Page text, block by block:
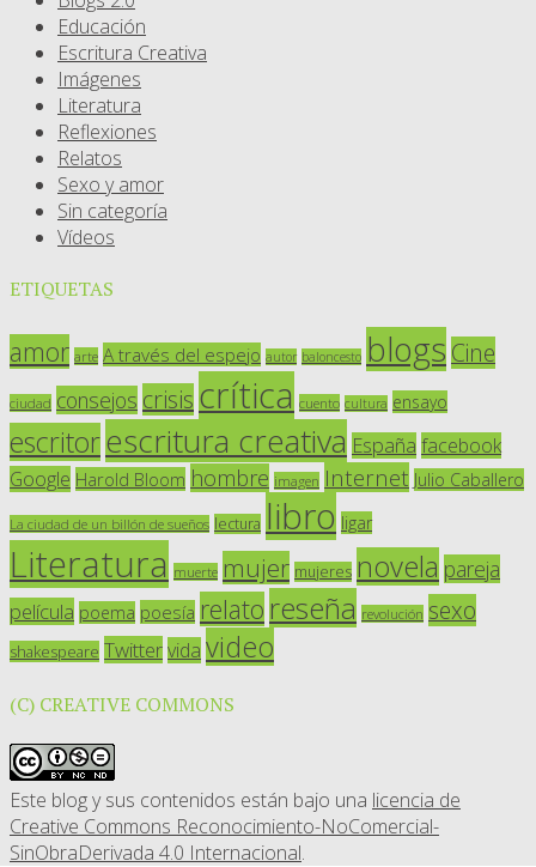
Educación
Escritura Creativa
Imágenes
Literatura
Reflexiones
Relatos
Sexo y amor
Sin categoría
Vídeos
ETIQUETAS
amor arte A través del espejo autor baloncesto blogs Cine
ciudad consejos crisis crítica cuento cultura ensayo
escritorescritura creativa España facebook
Google Harold Bloom hombre imagen Internet Julio Caballero
La ciudad de un billón de sueños lectura libro ligar
Literatura muerte mujer mujeres novela pareja
película poema poesía relato reseña revolución sexo
shakespeare Twittervida video
(C) CREATIVE COMMONS
Este blog y sus contenidos están bajo una licencia de
Creative Commons Reconocimiento-NoComercial-
SinObraDerivada 4.0 Internacional.